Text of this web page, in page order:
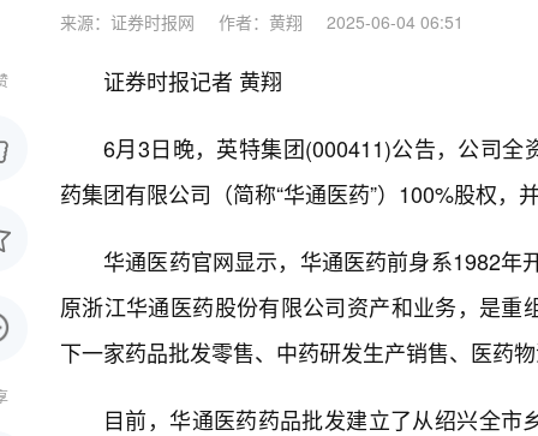
来源：证券时报网 作者：黄翔 2025-06-04 06:51
证券时报记者 黄翔
6月3日晚，英特集团(000411)公告，公司
药集团有限公司（简称“华通医药”）100%股权
华通医药官网显示，华通医药前身系1982
原浙江华通医药股份有限公司资产和业务，是
下一家药品批发零售、中药研发生产销售、医药
目前，华通医药药品批发建立了从绍兴全